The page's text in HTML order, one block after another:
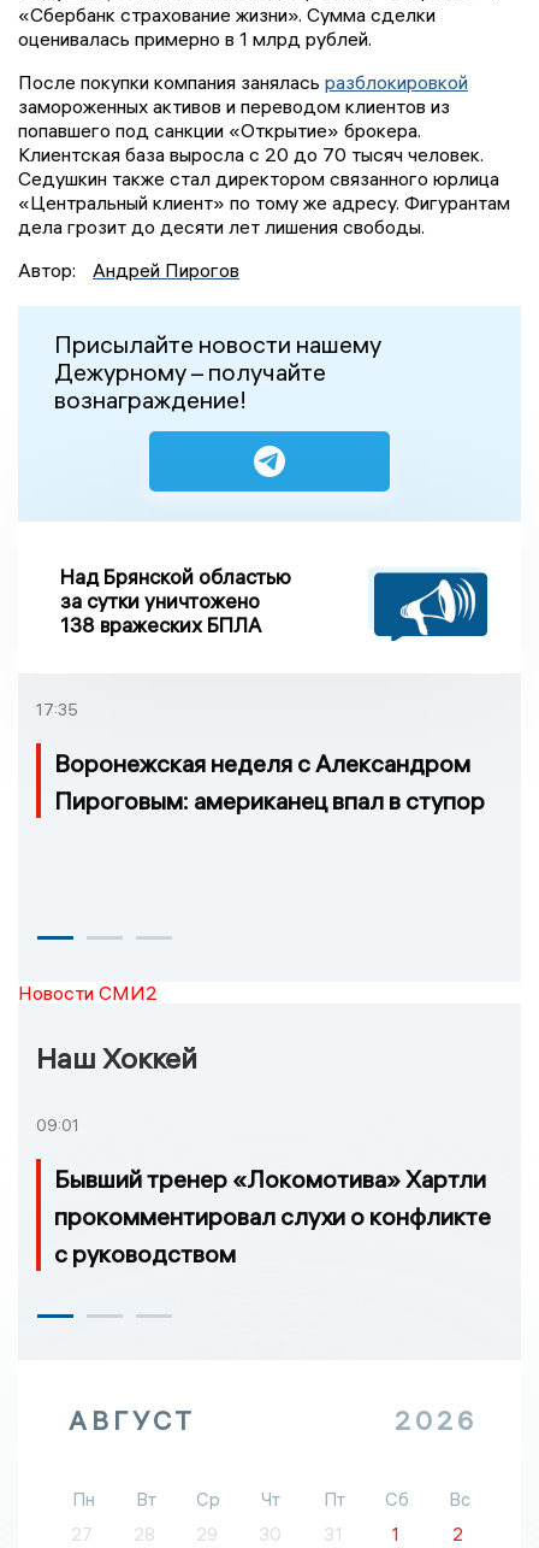
«Сбербанк страхование жизни». Сумма сделки
оценивалась примерно в 1 млрд рублей.
После покупки компания занялась разблокировкой
замороженных активов и переводом клиентов из
попавшего под санкции «Открытие» брокера.
Клиентская база выросла с 20 до 70 тысяч человек.
Седушкин также стал директором связанного юрлица
«Центральный клиент» по тому же адресу. Фигурантам
дела грозит до десяти лет лишения свободы.
Автор:
Андрей Пирогов
Присылайте новости нашему
Дежурному – получайте
вознаграждение!
Над Брянской областью
за сутки уничтожено
138 вражеских БПЛА
17:35
Воронежская неделя с Александром
Пироговым: американец впал в ступор
Новости СМИ2
Наш Хоккей
09:01
Бывший тренер «Локомотива» Хартли
прокомментировал слухи о конфликте
с руководством
АВГУСТ 2026
Пн Вт Ср Чт Пт Сб
Вс
27
28 29 30 31 1 2